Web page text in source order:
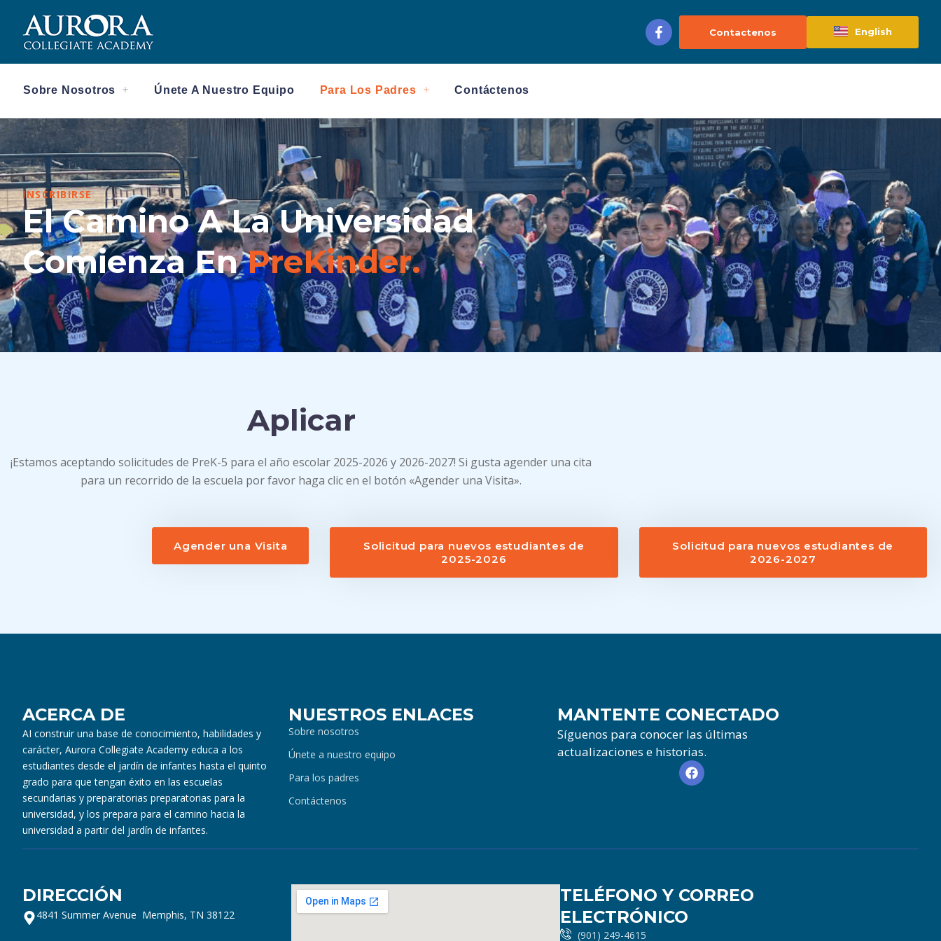
Contactenos English
Sobre Nosotros Únete A Nuestro Equipo Para Los Padres Contáctenos
INSCRIBIRSE
El Camino A La Universidad
Comienza EnPreKinder.
Aplicar
¡Estamos aceptando solicitudes de PreK-5 para el año escolar 2025-2026 y 2026-2027! Si gusta agender una cita
para un recorrido de la escuela por favor haga clic en el botón «Agender una Visita».
Agender una Visita
Solicitud para nuevos estudiantes de
2025-2026
Solicitud para nuevos estudiantes de
2026-2027
ACERCA DE
AI construir una base de conocimiento, habilidades y
carácter, Aurora Collegiate Academy educa a los
estudiantes desde el jardín de infantes hasta el quinto
grado para que tengan éxito en las escuelas
secundarias y preparatorias preparatorias para la
universidad, y los prepara para el camino hacia la
universidad a partir del jardín de infantes.
NUESTROS ENLACES
Sobre nosotros
Únete a nuestro equipo
Para los padres
Contáctenos
MANTENTE CONECTADO
Síguenos para conocer las últimas
actualizaciones e historias.
DIRECCIÓN
4841 Summer Avenue Memphis, TN 38122
TELÉFONO Y CORREO
ELECTRÓNICO
(901) 249-4615